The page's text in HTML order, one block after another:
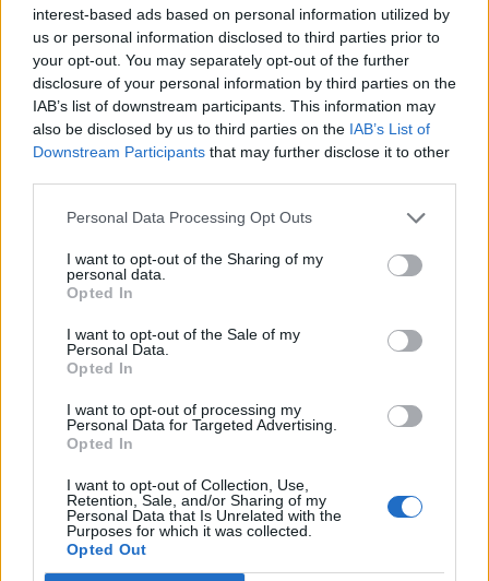
interest-based ads based on personal information utilized by
us or personal information disclosed to third parties prior to
your opt-out. You may separately opt-out of the further
disclosure of your personal information by third parties on the
IAB’s list of downstream participants. This information may
also be disclosed by us to third parties on the IAB’s List of
Downstream Participants that may further disclose it to other
Personal Data Processing Opt Outs
I want to opt-out of the Sharing of my
personal data.
Opted In
I want to opt-out of the Sale of my
Personal Data.
Opted In
I want to opt-out of processing my
Personal Data for Targeted Advertising.
Opted In
I want to opt-out of Collection, Use,
Retention, Sale, and/or Sharing of my
Personal Data that Is Unrelated with the
Purposes for which it was collected.
Opted Out
LIFESTYLE 24.05.2026 11:55
PARAPOLITIKA NEWSROOM
Akylas για Eurovision 2026: "Έδωσα την
ψυχή μου - Κάποια πράγματα με
πλήγωσαν λίγο, αλλά ο κόσμος μού έδειξε
ότι ήμουν ο νικητής του" (Βίντεο)
LIFESTYLE 21.05.2026 11:34
Εγγραφή στο newsletter
Αποδέχομαι τους
και την πολιτική απορρήτου
X